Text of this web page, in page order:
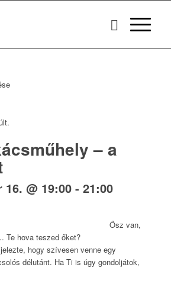
– a
@ 19:00- 21:00
Ősz van,
Te hova teszed őket?
hogy szívesen venne egy
délutánt. Ha Ti is úgy gondoljátok,